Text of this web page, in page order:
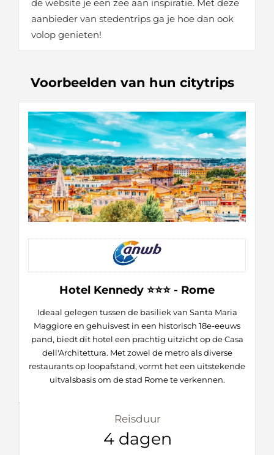
de website je een zee aan inspiratie. Met deze
aanbieder van stedentrips ga je hoe dan ook
volop genieten!
Voorbeelden van hun citytrips
Hotel Kennedy ⭐⭐⭐ - Rome
Ideaal gelegen tussen de basiliek van Santa Maria
Maggiore en gehuisvest in een historisch 18e-eeuws
pand, biedt dit hotel een prachtig uitzicht op de Casa
dell'Architettura. Met zowel de metro als diverse
restaurants op loopafstand, vormt het een uitstekende
uitvalsbasis om de stad Rome te verkennen.
Reisduur
4 dagen